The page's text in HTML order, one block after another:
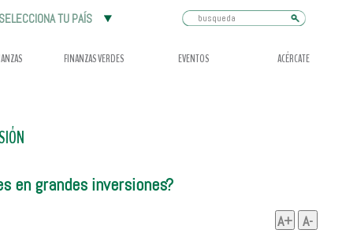
Busqueda
SELECCIONA TU PAÍS
FINANZAS VERDES EVENTOS ACÉRCATE
en grandes inversiones?
A+ A-